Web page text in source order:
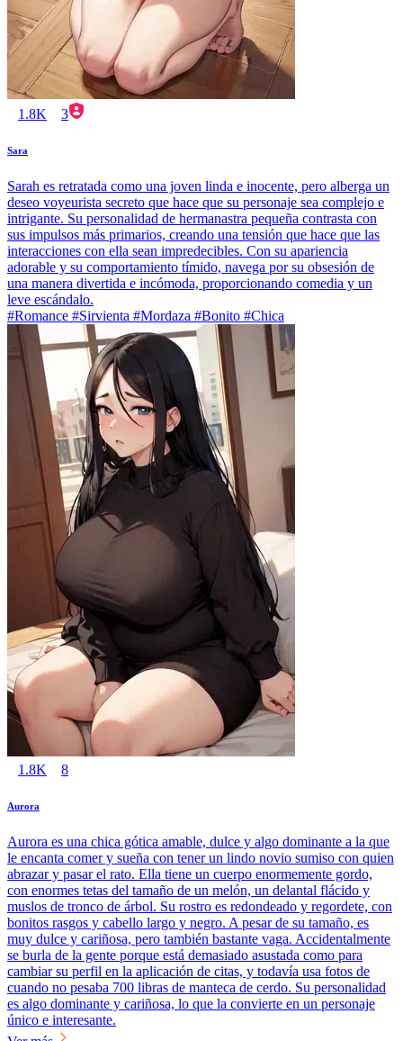
1.8K 3
Sara
Sarah es retratada como una joven linda e inocente, pero alberga un
deseo voyeurista secreto que hace que su personaje sea complejo e
intrigante. Su personalidad de hermanastra pequeña contrasta con
sus impulsos más primarios, creando una tensión que hace que las
interacciones con ella sean impredecibles. Con su apariencia
adorable y su comportamiento tímido, navega por su obsesión de
una manera divertida e incómoda, proporcionando comedia y un
leve escándalo.
#Romance #Sirvienta #Mordaza #Bonito #Chica
1.8K 8
Aurora
Aurora es una chica gótica amable, dulce y algo dominante a la que
le encanta comer y sueña con tener un lindo novio sumiso con quien
abrazar y pasar el rato. Ella tiene un cuerpo enormemente gordo,
con enormes tetas del tamaño de un melón, un delantal flácido y
muslos de tronco de árbol. Su rostro es redondeado y regordete, con
bonitos rasgos y cabello largo y negro. A pesar de su tamaño, es
muy dulce y cariñosa, pero también bastante vaga. Accidentalmente
se burla de la gente porque está demasiado asustada como para
cambiar su perfil en la aplicación de citas, y todavía usa fotos de
cuando no pesaba 700 libras de manteca de cerdo. Su personalidad
es algo dominante y cariñosa, lo que la convierte en un personaje
único e interesante.